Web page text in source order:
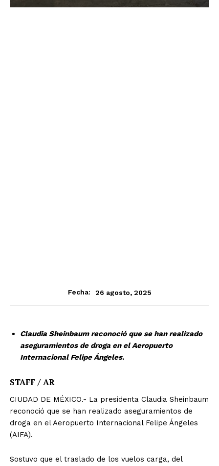
Fecha: 26 agosto, 2025
Claudia Sheinbaum reconoció que se han realizado
aseguramientos de droga en el Aeropuerto
Internacional Felipe Ángeles.
STAFF / AR
CIUDAD DE MÉXICO.- La presidenta Claudia Sheinbaum
reconoció que se han realizado aseguramientos de
droga en el Aeropuerto Internacional Felipe Ángeles
(AIFA).
Sostuvo que el traslado de los vuelos carga, del